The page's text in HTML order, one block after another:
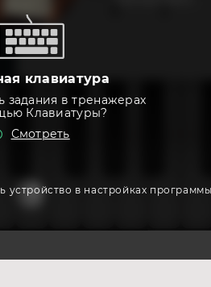
клавиатура
задания в тренажерах
Клавиатуры?
Смотреть
устройство в настройках